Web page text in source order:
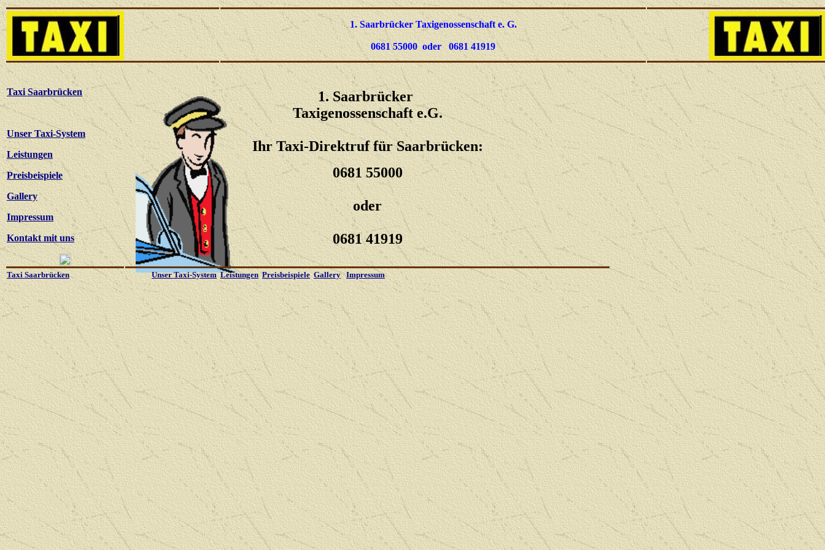
1. Saarbrücker Taxigenossenschaft e. G.
0681 55000 oder 0681 41919
Taxi Saarbrücken
Unser Taxi-System
Leistungen
Preisbeispiele
Gallery
Impressum
Kontakt mit uns
1. Saarbrücker
Taxigenossenschaft e.G.
Ihr Taxi-Direktruf für Saarbrücken:
0681 55000
oder
0681 41919
Taxi Saarbrücken Unser Taxi-System Leistungen Preisbeispiele Gallery Impressum